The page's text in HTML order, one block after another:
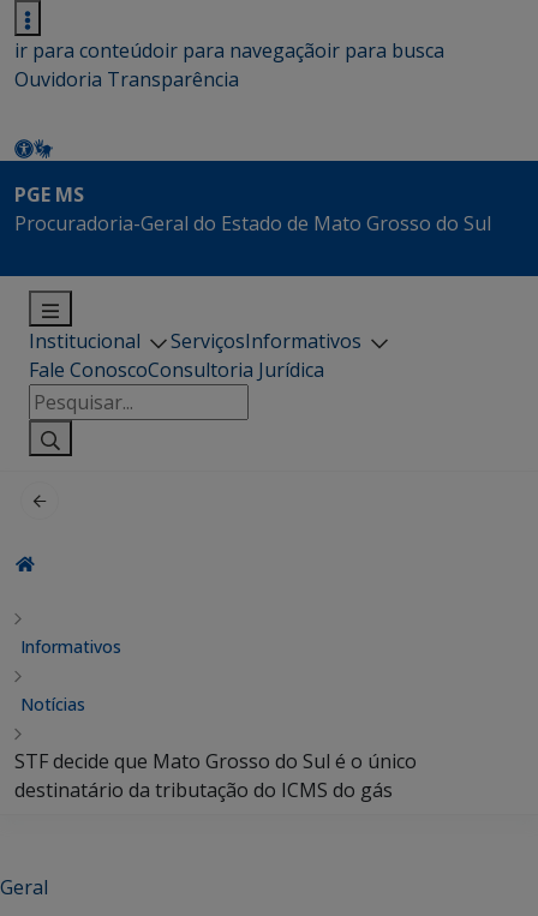
ir para conteúdoir para navegaçãoir para busca
Ouvidoria Transparência
PGE MS
Procuradoria-Geral do Estado de Mato Grosso do Sul
Institucional ServiçosInformativos
Fale ConoscoConsultoria Jurídica
Pesquisar
por:
Informativos
Notícias
STF decide que Mato Grosso do Sul é o único
destinatário da tributação do ICMS do gás
Geral